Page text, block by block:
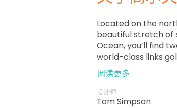
Located on the
beautiful stretch of
Ocean, you’ll find
world-class links
Course and the
your choice, every
defined by nature’s
阅读更多
设计师
Tom Simpson